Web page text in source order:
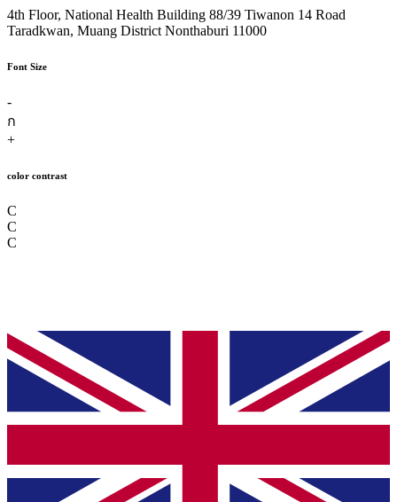
4th Floor, National Health Building 88/39 Tiwanon 14 Road
Taradkwan, Muang District Nonthaburi 11000
Font Size
-
ก
+
color contrast
C
C
C